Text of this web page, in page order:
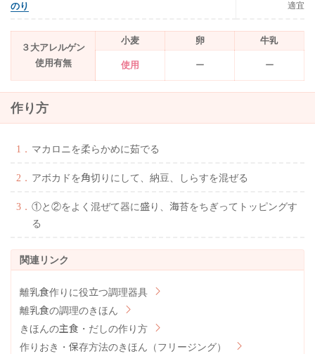
のり 適宜
３大アレルゲン
使用有無
小麦 卵 牛乳
使用 ー ー
作り方
マカロニを柔らかめに茹でる
アボカドを角切りにして、納豆、しらすを混ぜる
①と②をよく混ぜて器に盛り、海苔をちぎってトッピングす
る
離乳食作りに役立つ調理器具
離乳食の調理のきほん
きほんの主食・だしの作り方
作りおき・保存方法のきほん（フリージング）